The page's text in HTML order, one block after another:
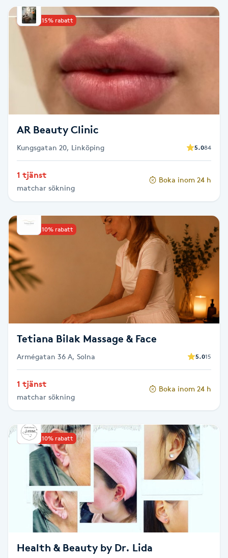
IPL hårborttagning
IR-massage
Japansk massage
K18
Kemisk peeling
Keratinbehandling
Kinesiologi
Kinesisk medicin
Klippning
Klippning & Slingor
Koppningsmassage
Kosmetisk tatuering
Kostrådgivning
Kroppsinpackning
Upp till 15% rabatt
AR Beauty Clinic
Kungsgatan 20, Linköping 5.084
1 tjänst
matchar sökning
Boka inom 24 h
Upp till 10% rabatt
Tetiana Bilak Massage & Face
Armégatan 36 A, Solna 5.015
1 tjänst
matchar sökning
Boka inom 24 h
Upp till 10% rabatt
Health & Beauty by Dr. Lida